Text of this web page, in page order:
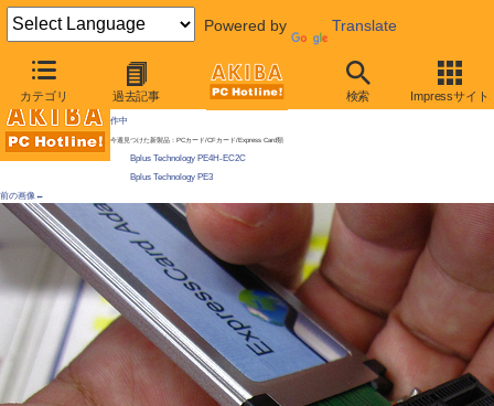
Powered by Translate
カテゴリ 過去記事 検索 Impressサイト
AKIBA PC Hotline! 2010年7月10日号
ノートPC用の拡張カード外付けキットに廉価版登場、6千円〜、ビデオカードやSASカードが動
作中
今週見つけた新製品：PCカード/CFカード/Express Card類
Bplus Technology PE4H-EC2C
Bplus Technology PE3
前の画像←